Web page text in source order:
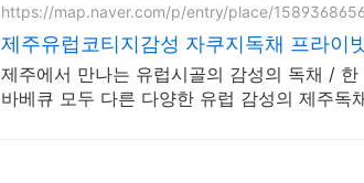
https://map.naver.com/p/entry/place/1589368656
제주유럽코티지감성 자쿠지독채 프라이
제주에서 만나는 유럽시골의 감성의 독채 /
바베큐 모두 다른 다양한 유럽 감성의 제주독